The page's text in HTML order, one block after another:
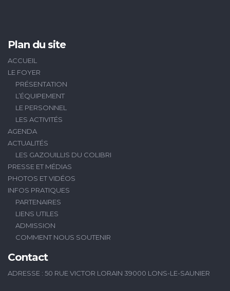
Plan du site
ACCUEIL
LE FOYER
PRÉSENTATION
L’ÉQUIPEMENT
LE PERSONNEL
LES ACTIVITÉS
AGENDA
ACTUALITÉS
LES GAZOUILLIS DU COLIBRI
PRESSE ET MÉDIAS
PHOTOS ET VIDÉOS
INFOS PRATIQUES
PARTENAIRES
LIENS UTILES
ADMISSION
COMMENT NOUS SOUTENIR
Contact
ADRESSE : 50 RUE VICTOR LORAIN 39000 LONS-LE-SAUNIER